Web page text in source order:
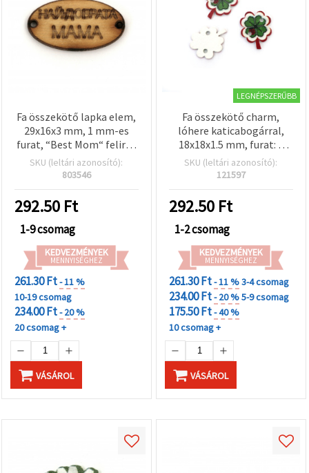
Fa összekötő lapka elem,
29x16x3 mm, 1 mm-es
furat, “Best Mom“ felirat
– 10 db-os szett
SKU (leltári azonosító):
803546
292.50 Ft
1-9 csomag
KEDVEZMÉNYEK
MENNYISÉGHEZ
261.30 Ft- 11 %
10-19 csomag
234.00 Ft- 20 %
20 csomag +
VÁSÁROL
LEGNÉPSZERŰBB
Fa összekötő charm,
lóhere katicabogárral,
18x18x1.5 mm, furat: 2
mm – 10 db
SKU (leltári azonosító):
121597
292.50 Ft
1-2 csomag
KEDVEZMÉNYEK
MENNYISÉGHEZ
261.30 Ft- 11 %3-4 csomag
234.00 Ft- 20 %5-9 csomag
175.50 Ft- 40 %
10 csomag +
VÁSÁROL